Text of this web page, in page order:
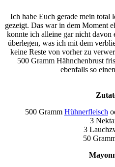
Ich habe Euch gerade mein total
gezeigt. Das war in dem Moment
konnte ich alleine gar nicht davon
überlegen, was ich mit dem
keine Reste von vorher zu
500 Gramm Hähnchenbrust
ebenfalls so
500 Gramm Hühnerfleisch
3
3
50